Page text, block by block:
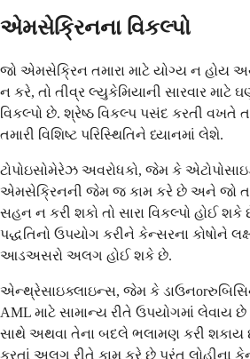
એમસેક્રિનના વિકલ્પો
જો એમસેક્રિન તમારા માટે યોગ્ય ન હોય
ન કરે, તો તીવ્ર લ્યુકેમિયાની સારવાર માટે
વિકલ્પો છે. શ્રેષ્ઠ વિકલ્પ પસંદ કરતી વખતે
તમારી વિશિષ્ટ પરિસ્થિતિને ધ્યાનમાં લેશે.
ટોપોઇસોમેરેઝ અવરોધકો, જેમ કે
એમસેક્રિનની જેમ જ કામ કરે છે અને જો
સહન ન કરી શકો તો સારા વિકલ્પો હોઈ
પદ્ધતિનો ઉપયોગ કરીને કેન્સરના કોષોને
આડઅસરો અલગ હોઈ શકે છે.
એન્થ્રેસાઇક્લાઇન્સ, જેમ કે
AML માટે સામાન્ય રીતે ઉપયોગમાં લેવાય
સાથે અથવા તેના બદલે ભલામણ કરી
કરતાં અલગ રીતે કામ કરે છે પરંતુ લોહીના